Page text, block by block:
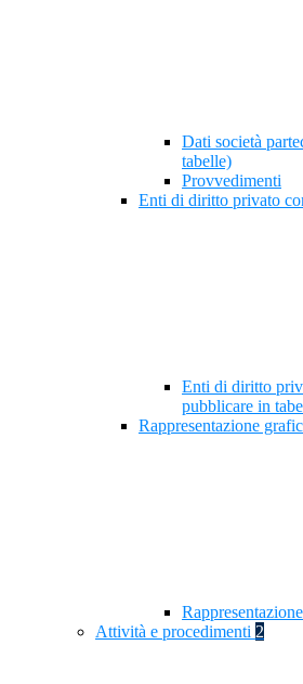
Dati società
tabelle)
Provvedimenti
Enti di diritto privato
Enti di diritto
pubblicare in
Rappresentazione
Attività e procedimenti 2